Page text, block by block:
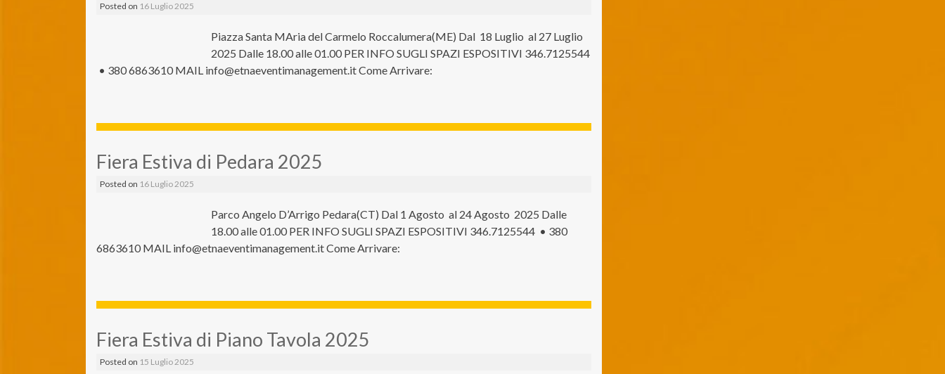
Posted on 16 Luglio 2025
Piazza Santa MAria del Carmelo Roccalumera(ME) Dal 18 Luglio al 27 Luglio
2025 Dalle 18.00 alle 01.00 PER INFO SUGLI SPAZI ESPOSITIVI 346.7125544
• 380 6863610 MAIL info@etnaeventimanagement.it Come Arrivare:
Fiera Estiva di Pedara 2025
Posted on 16 Luglio 2025
Parco Angelo D’Arrigo Pedara(CT) Dal 1 Agosto al 24 Agosto 2025 Dalle
18.00 alle 01.00 PER INFO SUGLI SPAZI ESPOSITIVI 346.7125544 • 380
6863610 MAIL info@etnaeventimanagement.it Come Arrivare:
Fiera Estiva di Piano Tavola 2025
Posted on 15 Luglio 2025